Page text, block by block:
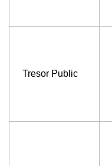
Tresor Public